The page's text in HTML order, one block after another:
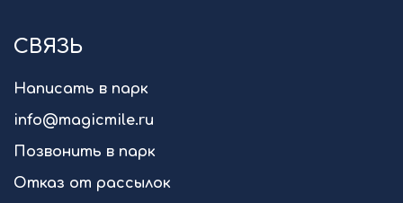
СВЯЗЬ
Написать в парк
info@magicmile.ru
Позвонить в парк
Отказ от рассылок